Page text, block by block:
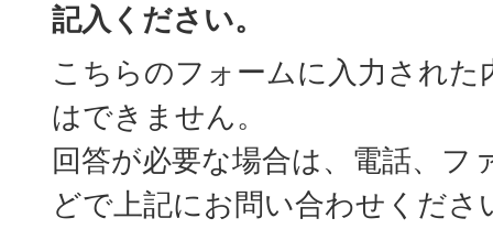
記入ください。
こちらのフォームに入力された
はできません。
回答が必要な場合は、電話、フ
どで上記にお問い合わせくださ